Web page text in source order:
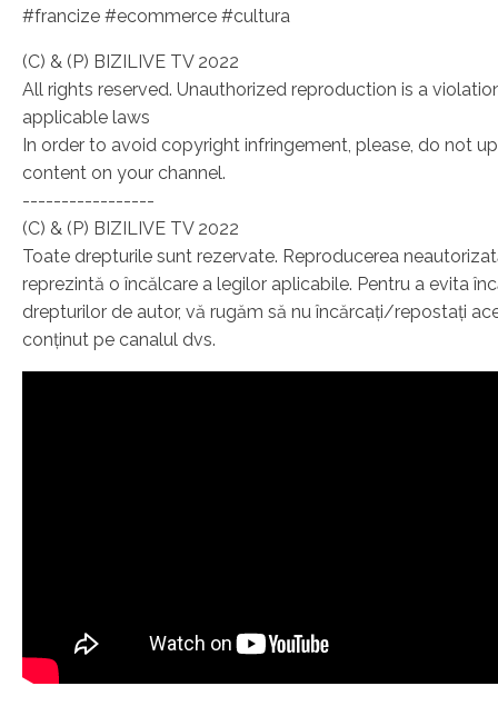
#francize #ecommerce #cultura
(C) & (P) BIZILIVE TV 2022
All rights reserved. Unauthorized reproduction is a
applicable laws
In order to avoid copyright infringement, please, do not
content on your channel.
-----------------
(C) & (P) BIZILIVE TV 2022
Toate drepturile sunt rezervate. Reproducerea
reprezintă o încălcare a legilor aplicabile. Pentru a evita
drepturilor de autor, vă rugăm să nu încărcați/repostați
conținut pe canalul dvs.